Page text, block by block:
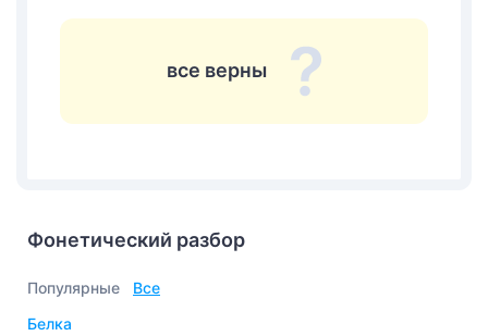
все верны
Фонетический разбор
Популярные
Все
белка